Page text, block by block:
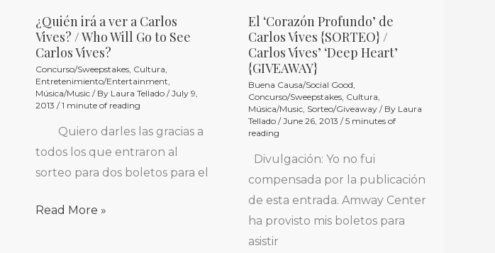
¿Quién irá a ver a Carlos
Vives? / Who Will Go to See
Carlos Vives?
Concurso/Sweepstakes Cultura
Entretenimiento/Entertainment
Música/Music / By Laura Tellado /July 9,
2013 /1 minute of reading
Quiero darles las gracias a
todos los que entraron al
sorteo para dos boletos para el
Will
Go
to
See
Carlos
Vives?
Read More »
El ‘Corazón Profundo’ de
Carlos Vives {SORTEO} /
Carlos Vives’ ‘Deep Heart’
{GIVEAWAY}
Buena Causa/Social Good
Concurso/Sweepstakes Cultura
Música/Music Sorteo/Giveaway / By Laura
Tellado /June 26, 2013 /5 minutes of
reading
Divulgación: Yo no fui
compensada por la publicación
de esta entrada. Amway Center
ha provisto mis boletos para
asistir
Vives’
‘Deep
Heart’
{GIVEAWAY}